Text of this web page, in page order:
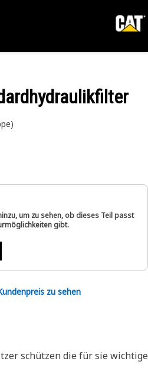
um zu sehen, ob dieses Teil passt
gibt.
zu sehen
schützen die für sie wichtige